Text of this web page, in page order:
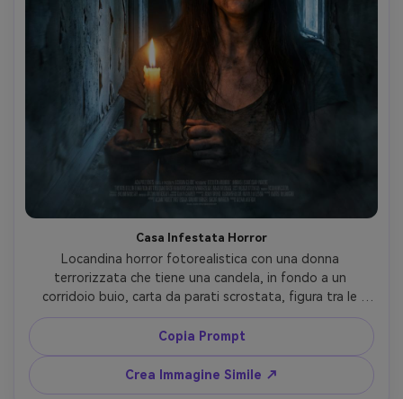
Casa Infestata Horror
Locandina horror fotorealistica con una donna
terrorizzata che tiene una candela, in fondo a un
corridoio buio, carta da parati scrostata, figura tra le
ombre appena visibile dietro una porta, luce lunare fredda
mista a bagliore caldo di candela, neri profondi, scattata
con Canon EOS R3 35mm f/1.4, primo piano a mezza
figura, nebbia inquietante, leggero movimento nelle
ombre, alta definizione della pelle, spazio titolo in alto,
Copia Prompt
Crea Immagine Simile ↗